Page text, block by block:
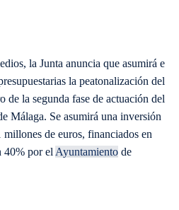
la Junta anuncia que asumirá e
la peatonalización del
de la segunda fase de actuación del
Málaga. Se asumirá una inversión
de euros, financiados en
40% por el Ayuntamiento de